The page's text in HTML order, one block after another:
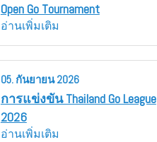
Open Go Tournament
อ่านเพิ่มเติม
05. กันยายน2026
การแข่งขัน Thailand Go League
2026
อ่านเพิ่มเติม